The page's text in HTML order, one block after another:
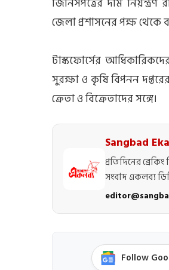
জেলা প্রশাসনের পক্ষ থেকে
টাস্কফোর্সের
সুরক্ষা ও কৃষি বিপনন‌
ক্রেতা ও বিক্রেতাদের সঙ্গে।
Sangbad
প্রতিদিনের
সংবাদ একলব্য
Follow